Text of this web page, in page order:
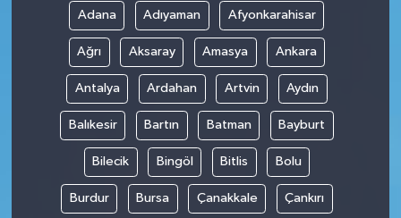
Adana Adıyaman Afyonkarahisar
Ağrı Aksaray Amasya Ankara
Antalya Ardahan Artvin Aydın
Balıkesir Bartın Batman Bayburt
Bilecik Bingöl Bitlis Bolu
Burdur Bursa Çanakkale Çankırı